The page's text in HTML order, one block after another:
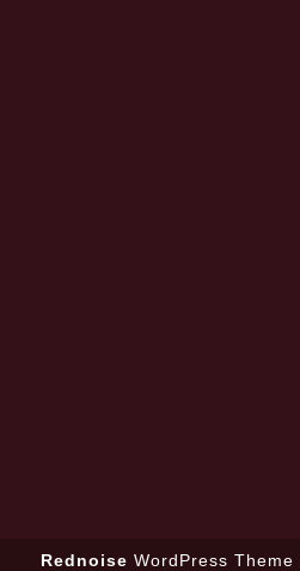
Rednoise WordPress Theme